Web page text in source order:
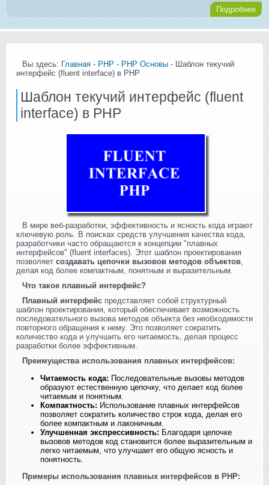
Подробнее
Вы здесь: Главная - PHP - PHP Основы - Шаблон текучий
интерфейс (fluent interface) в PHP
Шаблон текучий интерфейс (fluent
interface) в PHP
В мире веб-разработки, эффективность и ясность кода играют
ключевую роль. В поисках средств улучшения качества кода,
разработчики часто обращаются к концепции "плавных
интерфейсов" (fluent interfaces). Этот шаблон проектирования
позволяет создавать цепочки вызовов методов объектов,
делая код более компактным, понятным и выразительным.
Что такое плавный интерфейс?
Плавный интерфейс представляет собой структурный
шаблон проектирования, который обеспечивает возможность
последовательного вызова методов объекта без необходимости
повторного обращения к нему. Это позволяет сократить
количество кода и улучшить его читаемость, делая процесс
разработки более эффективным.
Преимущества использования плавных интерфейсов:
Читаемость кода: Последовательные вызовы методов
образуют естественную цепочку, что делает код более
читаемым и понятным.
Компактность: Использование плавных интерфейсов
позволяет сократить количество строк кода, делая его
более компактным и лаконичным.
Улучшенная экспрессивность: Благодаря цепочке
вызовов методов код становится более выразительным и
легко читаемым, что улучшает его общую ясность и
понятность.
Примеры использования плавных интерфейсов в PHP: